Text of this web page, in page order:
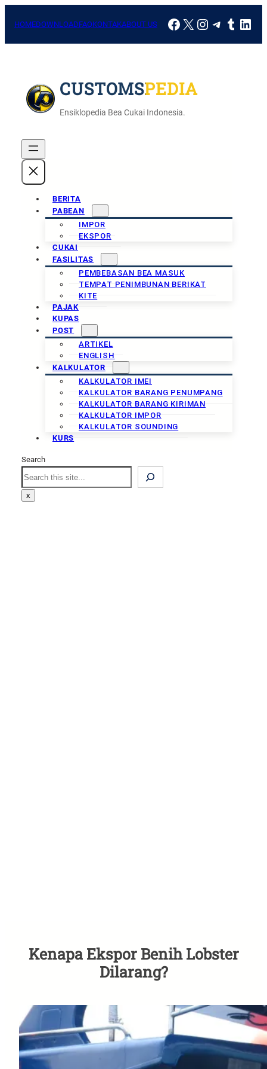
HOMEDOWNLOADFAQKONTAKABOUT US Facebook
X Instagram
Tumblr
CUSTOMSPEDIA
Ensiklopedia Bea Cukai Indonesia.
BERITA
PABEAN
IMPOR
EKSPOR
CUKAI
FASILITAS
PEMBEBASAN BEA MASUK
TEMPAT PENIMBUNAN BERIKAT
KITE
PAJAK
KUPAS
POST
ARTIKEL
ENGLISH
KALKULATOR
KALKULATOR IMEI
KALKULATOR BARANG PENUMPANG
KALKULATOR BARANG KIRIMAN
KALKULATOR IMPOR
KALKULATOR SOUNDING
KURS
Search
Search
x
Kenapa Ekspor Benih Lobster
Dilarang?